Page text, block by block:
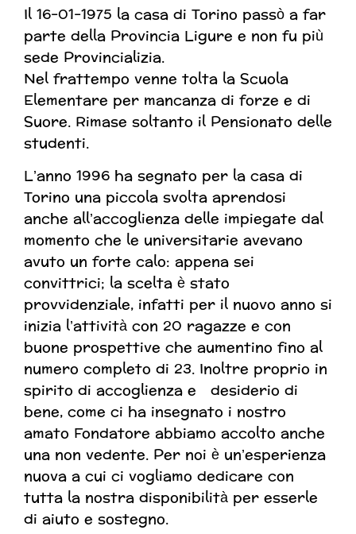
Il 16-01-1975 la casa di Torino passò a far
parte della Provincia Ligure e non fu più
sede Provincializia.
Nel frattempo venne tolta la Scuola
Elementare per mancanza di forze e di
Suore. Rimase soltanto il Pensionato delle
studenti.
L’anno 1996 ha segnato per la casa di
Torino una piccola svolta aprendosi
anche all’accoglienza delle impiegate dal
momento che le universitarie avevano
avuto un forte calo: appena sei
convittrici; la scelta è stato
provvidenziale, infatti per il nuovo anno si
inizia l’attività con 20 ragazze e con
buone prospettive che aumentino fino al
numero completo di 23. Inoltre proprio in
spirito di accoglienza e desiderio di
bene, come ci ha insegnato i nostro
amato Fondatore abbiamo accolto anche
una non vedente. Per noi è un’esperienza
nuova a cui ci vogliamo dedicare con
tutta la nostra disponibilità per esserle
di aiuto e sostegno.